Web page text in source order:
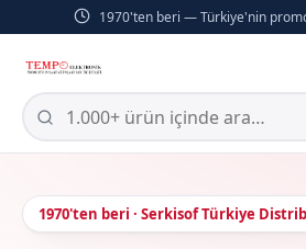
1970'ten beri — Türkiye'nin
1970'ten beri · Serkisof Türkiye